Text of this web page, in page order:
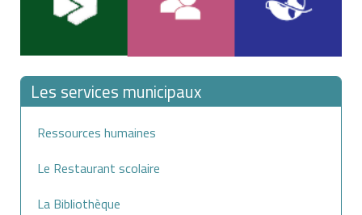
Les services municipaux
Ressources humaines
Le Restaurant scolaire
La Bibliothèque